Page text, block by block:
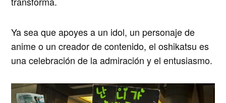
Ya sea que apoyes a un idol, un personaje de
anime o un creador de contenido, el oshikatsu es
una celebración de la admiración y el entusiasmo.